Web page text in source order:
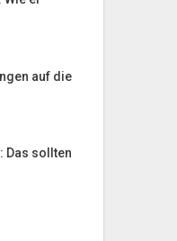
auf die
Das sollten